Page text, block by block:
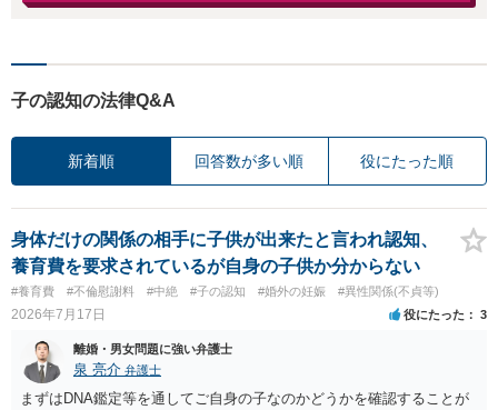
子の認知の法律Q&A
新着順 回答数が多い順 役にたった順
身体だけの関係の相手に子供が出来たと言われ認知、
養育費を要求されているが自身の子供か分からない
#養育費 #不倫慰謝料 #中絶 #子の認知 #婚外の妊娠 #異性関係(不貞等)
2026年7月17日 役にたった 3
離婚・男女問題に強い弁護士
泉 亮介 弁護士
まずはDNA鑑定等を通してご自身の子なのかどうかを確認することが